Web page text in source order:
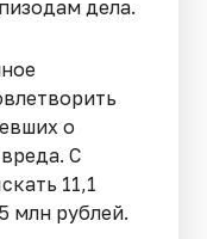
дела.
о
С
11,1
млн рублей.